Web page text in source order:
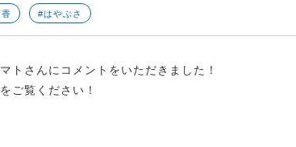
#はやぶさ
トさんにコメントをいただきました！
をご覧ください！